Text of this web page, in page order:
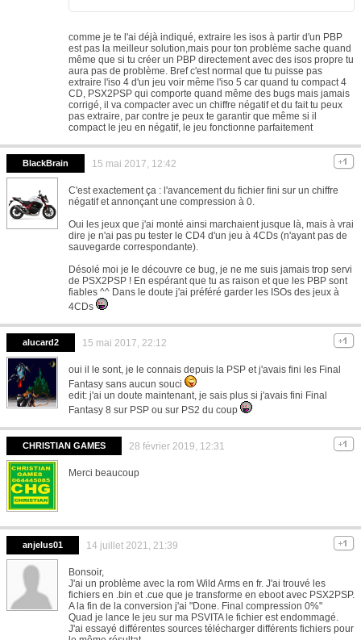
comme je te l'ai déjà indiqué, extraire les isos à partir d'un PBP
est pas la meilleur solution,mais pour ton problème sache quand
même que si tu créer un PBP directement avec des isos propre tu
aura pas de problème. Bref c'est normal que tu puisse pas
extraire l'iso 4 d'un jeu voir même l'iso 5 car quand tu compact 4
CD, PSX2PSP qui comporte quand même des bugs mais jamais
corrigé, il va compacter avec un chiffre négatif et du fait tu peux
pas extraire, par contre je peux te garantir que même si il
compact le jeu en négatif, le jeu fonctionne parfaitement
BlackBrain 15 mai 2017, 12:42
C'est exactement ça : l'avancement du fichier fini sur un chiffre
négatif et annonçant une compression à 0.
Oui les jeux que j'ai monté ainsi marchaient jusque là, mais à vrai
dire je n'ai pas pu tester le CD4 d'un jeu à 4CDs (n'ayant pas de
sauvegarde correspondante).
Désolé moi je le découvre ce bug, je ne me suis jamais trop servi
de PSX2PSP ! En espérant que tu as raison et que les PBP sont
fiables ^^ Dans le doute j'ai préféré garder les ISOs des jeux à
4CDs
alucard2 15 mai 2017, 22:12
oui il le sont, je le connais depuis la PSP et j'avais fini les Final
Fantasy sans aucun souci
edit: j'ai un doute maintenant, je sais plus si j'avais fini Final
Fantasy 8 sur PSP ou sur PS2 du coup
CHRISTIAN GAMES 28 février 2019, 12:31
Merci beaucoup
anjelus01 14 juillet 2021, 21:39
Bonsoir,
J'ai un problème avec la rom Wild Arms en fr. J'ai trouvé les
fichiers en .bin et .cue que je transforme en eboot avec PSX2PSP.
A la fin de la conversion j'ai "Done. Final compression 0%"
Quad je lance le jeu sur ma PSVITA le fichier est endommagé.
J'ai essayé différentes sources télécharger différents fichiers pour